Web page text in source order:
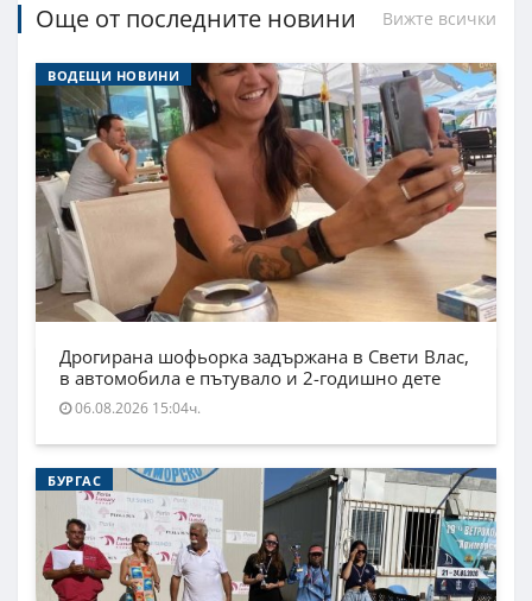
Още от последните новини Вижте всички
ВОДЕЩИ НОВИНИ
Дрогирана шофьорка задържана в Свети Влас,
в автомобила е пътувало и 2-годишно дете
06.08.2026 15:04ч.
БУРГАС